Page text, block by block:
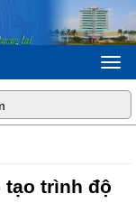
tạo trình độ